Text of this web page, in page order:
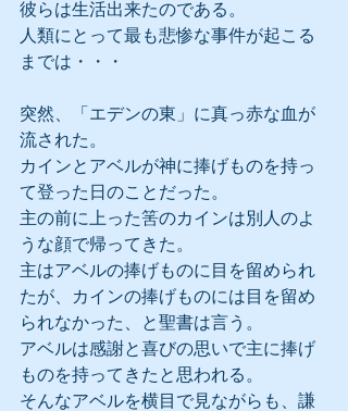
彼らは生活出来たのである。
人類にとって最も悲惨な事件が起こる
までは・・・
突然、「エデンの東」に真っ赤な血が
流された。
カインとアベルが神に捧げものを持っ
て登った日のことだった。
主の前に上った筈のカインは別人のよ
うな顔で帰ってきた。
主はアベルの捧げものに目を留められ
たが、カインの捧げものには目を留め
られなかった、と聖書は言う。
アベルは感謝と喜びの思いで主に捧げ
ものを持ってきたと思われる。
そんなアベルを横目で見ながらも、謙